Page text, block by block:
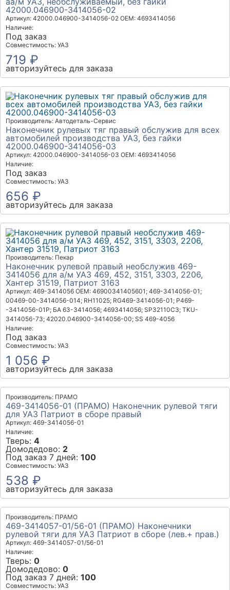
42000.046900-3414056-02
Артикул: 42000.046900-3414056-02 OEM: 4693414056
Наличие:
Под заказ
Совместимость: УАЗ
719 ₽
авторизуйтесь для заказа
Производитель: Автодеталь-Сервис
Наконечник рулевых тяг правый обслужив для всех
автомобилей производства УАЗ, без гайки
42000.046900-3414056-03
Артикул: 42000.046900-3414056-03 OEM: 4693414056
Наличие:
Под заказ
Совместимость: УАЗ
656 ₽
авторизуйтесь для заказа
Производитель: Пекар
Наконечник рулевой правый необслужив 469-
3414056 для а/м УАЗ 469, 452, 3151, 3303, 2206,
Хантер 31519, Патриот 3163
Артикул: 469-3414056 OEM: 46900341405601; 469-3414056-01;
00469-00-3414056-014; RH11025; RG469-3414056-01; Р469-
-3414056-01Р; БА 63-3414056; 4693414056; SP32110C3; TKU-
3414056-73; 42020.046900-3414056-00; SS 469-4056
Наличие:
Под заказ
Совместимость: УАЗ
1 056 ₽
авторизуйтесь для заказа
Производитель: ПРАМО
469-3414056-01 (ПРАМО) Наконечник рулевой тяги
для УАЗ Патриот в сборе правый
Артикул: 469-3414056-01
Наличие:
Тверь: 4
Домодедово: 2
Под заказ 7 дней: 100
Совместимость: УАЗ
538 ₽
авторизуйтесь для заказа
Производитель: ПРАМО
469-3414057-01/56-01 (ПРАМО) Наконечники
рулевой тяги для УАЗ Патриот в сборе (лев.+ прав.)
Артикул: 469-3414057-01/56-01
Наличие:
Тверь: 0
Домодедово: 0
Под заказ 7 дней: 100
Совместимость: УАЗ